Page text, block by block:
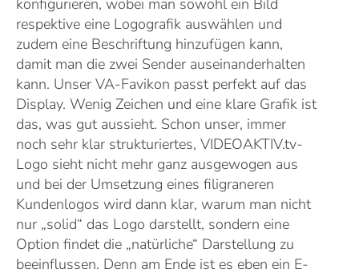
respektive eine Logografik auswählen und
zudem eine Beschriftung hinzufügen kann,
damit man die zwei Sender auseinanderhalten
kann. Unser VA-Favikon passt perfekt auf das
Display. Wenig Zeichen und eine klare Grafik ist
das, was gut aussieht. Schon unser, immer
noch sehr klar strukturiertes, VIDEOAKTIV.tv-
Logo sieht nicht mehr ganz ausgewogen aus
und bei der Umsetzung eines filigraneren
Kundenlogos wird dann klar, warum man nicht
nur „solid“ das Logo darstellt, sondern eine
Option findet die „natürliche“ Darstellung zu
beeinflussen. Denn am Ende ist es eben ein E-